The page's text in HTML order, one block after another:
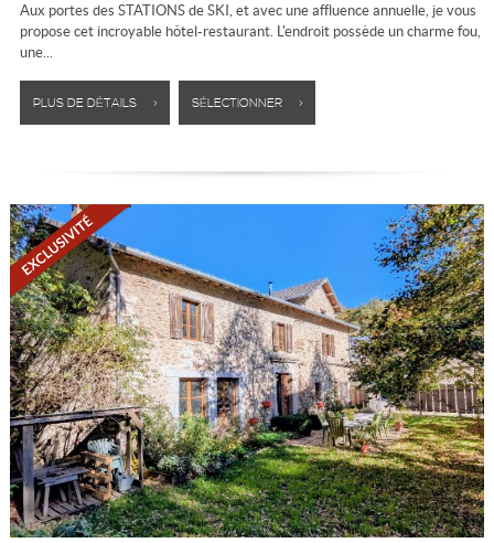
Aux portes des STATIONS de SKI, et avec une affluence annuelle, je vous
propose cet incroyable hôtel-restaurant. L'endroit possède un charme fou,
une...
PLUS DE DÉTAILS > SÉLECTIONNER >